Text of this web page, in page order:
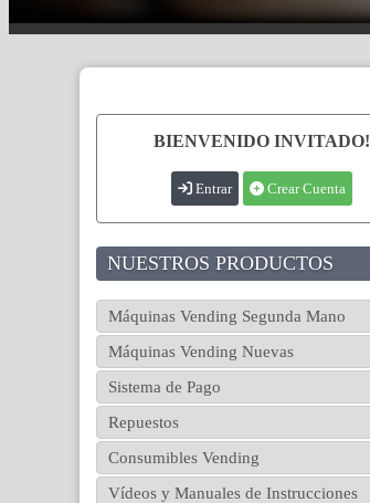
BIENVENIDO INVITADO!
Entrar Crear Cuenta
NUESTROS PRODUCTOS
Máquinas Vending Segunda Mano
Máquinas Vending Nuevas
Sistema de Pago
Repuestos
Consumibles Vending
Vídeos y Manuales de Instrucciones